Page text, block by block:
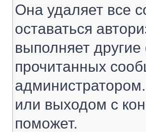
Она удаляет все
оставаться
выполняет
прочитанных
или выходом с
поможет.